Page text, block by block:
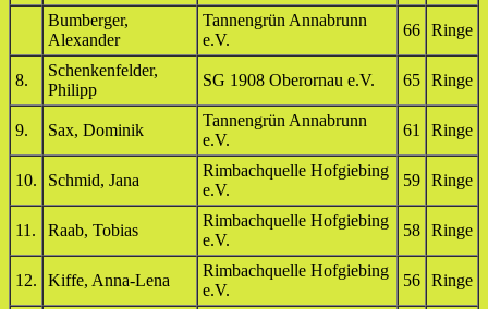
Bumberger,
Alexander
Tannengrün Annabrunn
e.V.
66 Ringe
8.
Schenkenfelder,
Philipp
SG 1908 Oberornau e.V. 65 Ringe
9. Sax, Dominik
Tannengrün Annabrunn
e.V.
61 Ringe
10. Schmid, Jana
Rimbachquelle Hofgiebing
e.V.
59 Ringe
11. Raab, Tobias
Rimbachquelle Hofgiebing
e.V.
58 Ringe
12. Kiffe, Anna-Lena
Rimbachquelle Hofgiebing
e.V.
56 Ringe